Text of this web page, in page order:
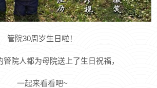
管院30周岁生日啦！
管院人都为母院送上了生日祝福，
一起来看看吧~